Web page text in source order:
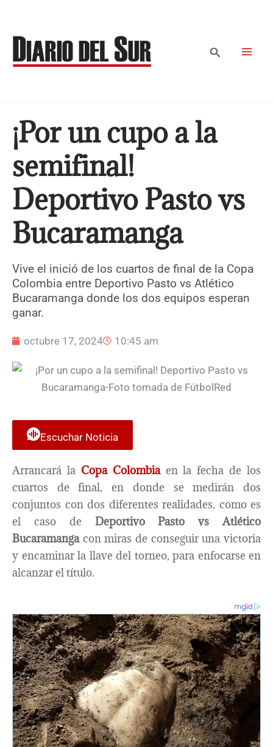
contenido
Buscar
¡Por un cupo a la
semifinal!
Deportivo Pasto vs
Bucaramanga
Vive el inició de los cuartos de final de la Copa
Colombia entre Deportivo Pasto vs Atlético
Bucaramanga donde los dos equipos esperan
ganar.
octubre 17, 2024 10:45 am
Escuchar Noticia
Arrancará la Copa Colombia en la fecha de los
cuartos de final, en donde se medirán dos
conjuntos con dos diferentes realidades, como es
el caso de Deportivo Pasto vs Atlético
Bucaramangacon miras de conseguir una victoria
y encaminar la llave del torneo, para enfocarse en
alcanzar el título.